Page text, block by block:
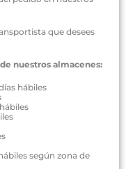
que desees
nuestros almacenes:
hábiles
según zona de